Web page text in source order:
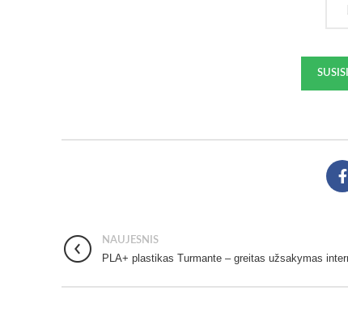
NAUJESNIS
PLA+ plastikas Turmante – greitas užsakymas